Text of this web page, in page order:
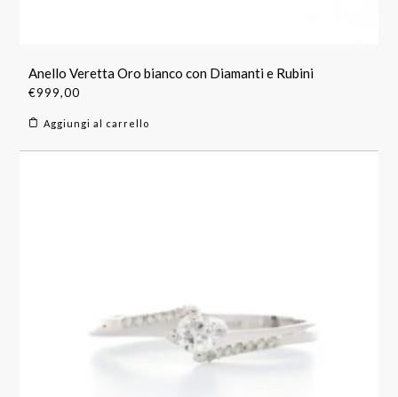
Anello Veretta Oro bianco con Diamanti e Rubini
€999,00
Aggiungi al carrello